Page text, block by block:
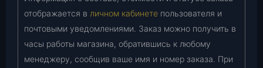
отображается в личном кабинете пользователя и
почтовыми уведомлениями. Заказ можно получить в
часы работы магазина, обратившись к любому
менеджеру, сообщив ваше имя и номер заказа. При